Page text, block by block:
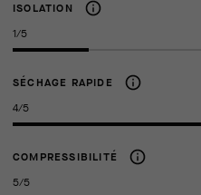
ISOLATION
1/5
SÉCHAGE RAPIDE
4/5
COMPRESSIBILITÉ
5/5